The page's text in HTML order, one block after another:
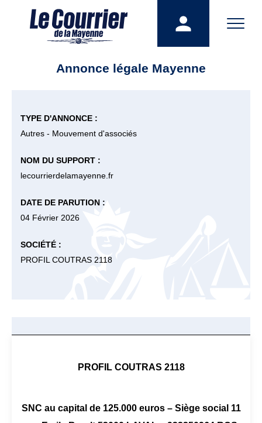
Annonce légale Mayenne
TYPE D'ANNONCE :
Autres - Mouvement d'associés
NOM DU SUPPORT :
lecourrierdelamayenne.fr
DATE DE PARUTION :
04 Février 2026
SOCIÉTÉ :
PROFIL COUTRAS 2118
PROFIL COUTRAS 2118
SNC au capital de 125.000 euros – Siège social 11